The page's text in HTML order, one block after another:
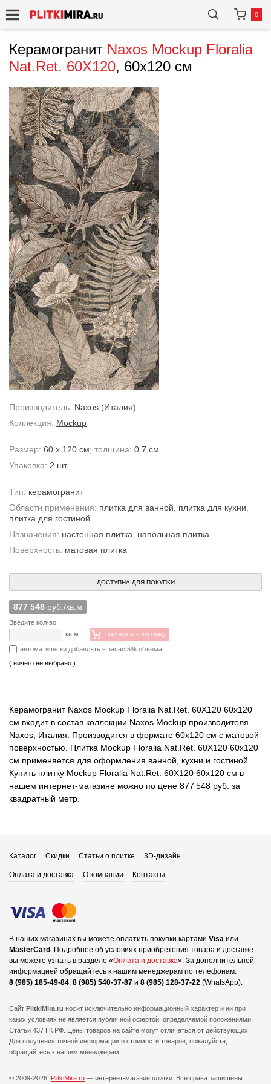
0
Керамогранит Naxos Mockup Floralia
Nat.Ret. 60X120, 60x120 см
Производитель: Naxos (Италия)
Коллекция: Mockup
Размер: 60 x 120 см; толщина: 0.7 см
Упаковка: 2 шт.
Тип: керамогранит
Области применения: плитка для ванной плитка для кухни
плитка для гостиной
Назначения: настенная плитка
напольная плитка
Поверхность: матовая плитка
ДОСТУПНА ДЛЯ ПОКУПКИ
877 548 руб./кв.м
Введите кол-во:
кв.м
положить в корзину
автоматически добавлять в запас 5% объема
( ничего не выбрано )
Керамогранит Naxos Mockup Floralia Nat.Ret. 60X120 60x120
см входит в состав коллекции Naxos Mockup производителя
Naxos, Италия. Производится в формате 60x120 см с матовой
поверхностью. Плитка Mockup Floralia Nat.Ret. 60X120 60x120
см применяется для оформления ванной, кухни и гостиной.
Купить плитку Mockup Floralia Nat.Ret. 60X120 60x120 см в
нашем интернет-магазине можно по цене 877 548 руб. за
квадратный метр.
Каталог Скидки Статьи о плитке 3D-дизайн
Оплата и доставка О компании Контакты
В наших магазинах вы можете оплатить покупки картами Visa или
MasterCard . Подробнее об условиях приобретения товара и доставке
вы можете узнать в разделе «Оплата и доставка». За дополнительной
информацией обращайтесь к нашим менеджерам по телефонам:
8 (985) 185-49-84, 8 (985) 540-37-87 и 8 (985) 128-37-22 (WhatsApp).
Сайт PlitkiMira.ru носит исключительно информационный характер и ни при
каких условиях не является публичной офертой, определяемой положениями
Статьи 437 ГК РФ. Цены товаров на сайте могут отличаться от действующих.
Для получения точной информации о стоимости товаров, пожалуйста,
обращайтесь к нашим менеджерам.
© 2009-2026. PlitkiMira.ru — интернет-магазин плитки. Все права защищены.